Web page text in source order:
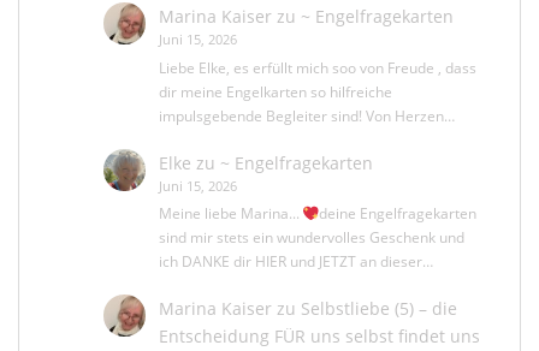
Marina Kaiserzu ~ Engelfragekarten
Juni 15, 2026
Liebe Elke, es erfüllt mich soo von Freude , dass
dir meine Engelkarten so hilfreiche
impulsgebende Begleiter sind! Von Herzen…
Elke zu ~ Engelfragekarten
Juni 15, 2026
Meine liebe Marina...
deine Engelfragekarten
sind mir stets ein wundervolles Geschenk und
ich DANKE dir HIER und JETZT an dieser…
Marina Kaiserzu Selbstliebe (5) – die
Entscheidung FÜR uns selbst findet uns